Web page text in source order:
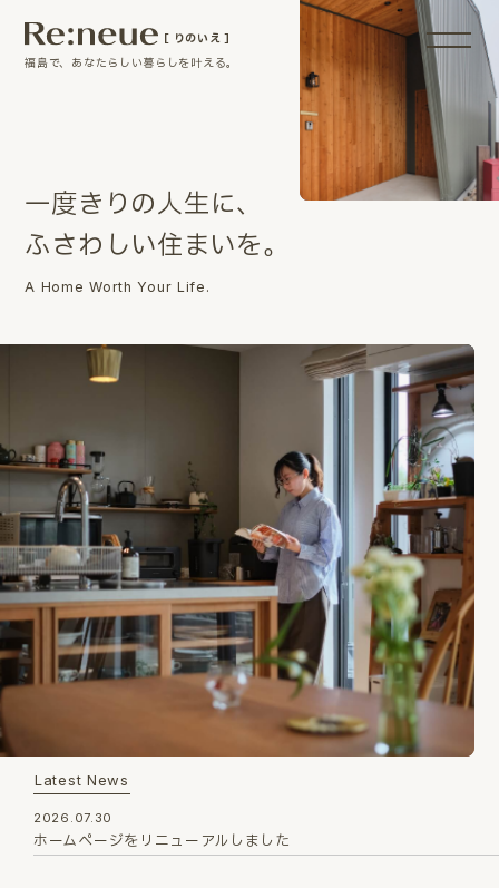
［ りのいえ ］
福島で、あなたらしい暮らしを叶える。
一度き りの人生に、
ふさわ しい住まいを。
A Home Worth Your Life.
Latest News
2026.07.30
ホームページをリニューアルしました